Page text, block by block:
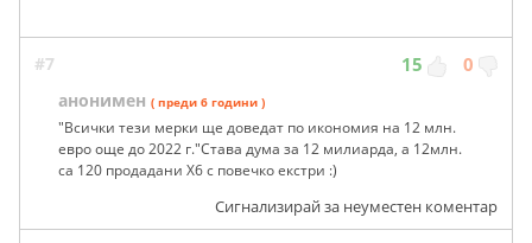
#7 15 0
анонимен ( преди 6 години )
"Всички тези мерки ще доведат по икономия на 12 млн.
евро още до 2022 г."Става дума за 12 милиарда, а 12млн.
са 120 продадани Х6 с повечко екстри :)
Сигнализирай за неуместен коментар